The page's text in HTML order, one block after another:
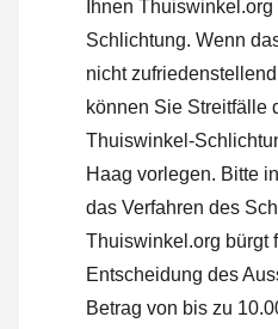
Ihnen
Schlichtung. Wenn
nicht
können Sie Streitfälle
Thuiswinkel-
Haag vorlegen. Bitte
das Verfahren des
Thuiswinkel.org bürgt
Entscheidung des
Betrag von bis zu